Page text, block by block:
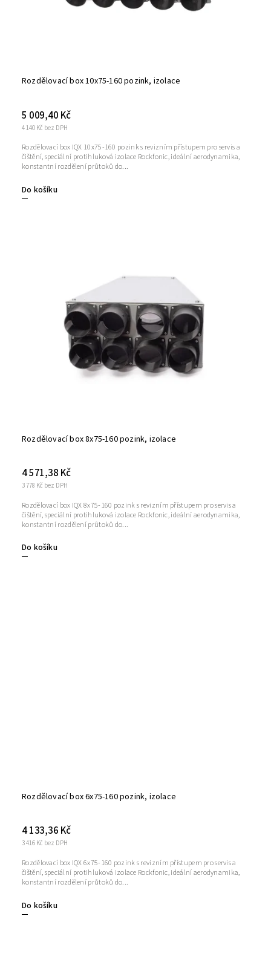
Rozdělovací box 10x75-160 pozink, izolace
4 140 Kč bez DPH
5 009,40 Kč
Do košíku
Rozdělovací box IQX 10x75-160 pozink s revizním přístupem pro servis a
čištění, speciální protihluková izolace Rockfonic, ideální aerodynamika,
konstantní rozdělení průtoků do...
Rozdělovací box 8x75-160 pozink, izolace
3 778 Kč bez DPH
4 571,38 Kč
Do košíku
Rozdělovací box IQX 8x75-160 pozink s revizním přístupem pro servis a
čištění, speciální protihluková izolace Rockfonic, ideální aerodynamika,
konstantní rozdělení průtoků do...
Rozdělovací box 6x75-160 pozink, izolace
3 416 Kč bez DPH
4 133,36 Kč
Do košíku
Rozdělovací box IQX 6x75-160 pozink s revizním přístupem pro servis a
čištění, speciální protihluková izolace Rockfonic, ideální aerodynamika,
konstantní rozdělení průtoků do...